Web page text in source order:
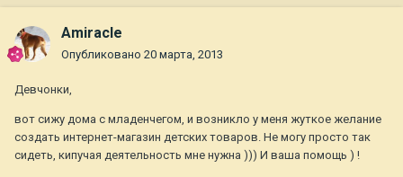
Amiraсle
Опубликовано 20 марта, 2013
Девчонки,
вот сижу дома с младенчегом, и возникло у меня жуткое желание
создать интернет-магазин детских товаров. Не могу просто так
сидеть, кипучая деятельность мне нужна ))) И ваша помощь ) !